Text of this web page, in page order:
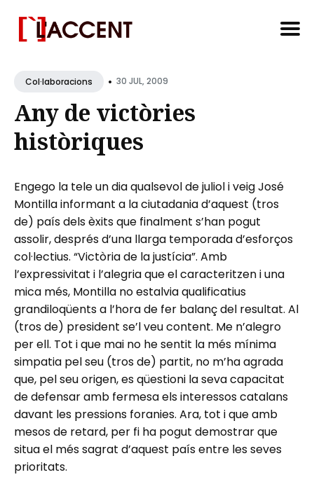
forCol·laboracions • 30 JUL, 2009
Any de victòries
històriques
Engego la tele un dia qualsevol de juliol i veig José
Montilla informant a la ciutadania d’aquest (tros
de) país dels èxits que finalment s’han pogut
assolir, després d’una llarga temporada d’esforços
col·lectius. “Victòria de la justícia”. Amb
l’expressivitat i l’alegria que el caracteritzen i una
mica més, Montilla no estalvia qualificatius
grandiloqüents a l’hora de fer balanç del resultat. Al
(tros de) president se’l veu content. Me n’alegro
per ell. Tot i que mai no he sentit la més mínima
simpatia pel seu (tros de) partit, no m’ha agrada
que, pel seu origen, es qüestioni la seva capacitat
de defensar amb fermesa els interessos catalans
davant les pressions foranies. Ara, tot i que amb
mesos de retard, per fi ha pogut demostrar que
situa el més sagrat d’aquest país entre les seves
prioritats.